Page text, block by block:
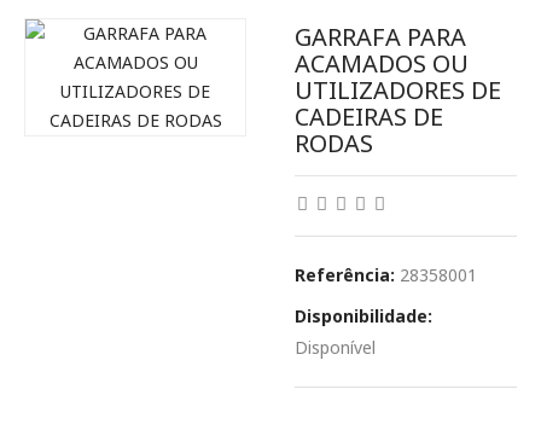
GARRAFA PARA
ACAMADOS OU
UTILIZADORES DE
CADEIRAS DE
RODAS
Referência: 28358001
Disponibilidade:
Disponível